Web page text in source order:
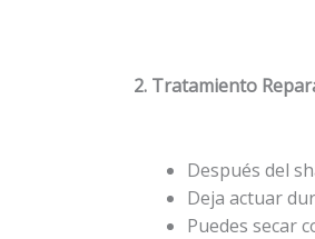
2. Tratamiento
Después del
Deja actuar
Puedes secar